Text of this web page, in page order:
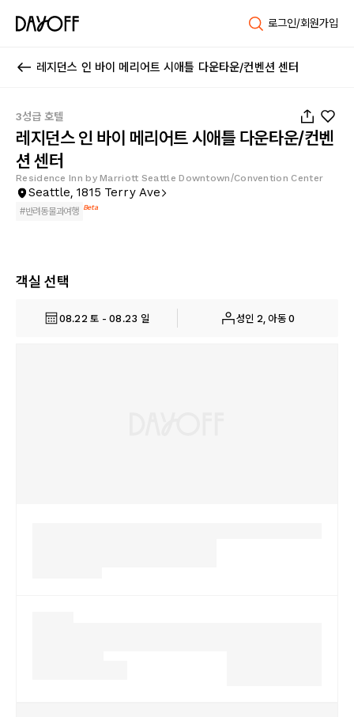
로그인/회원가입
레지던스 인 바이 메리어트 시애틀 다운타운/컨벤션 센터
3성급 호텔
레지던스 인 바이 메리어트 시애틀 다운타운/컨벤
션 센터
Residence Inn by Marriott Seattle Downtown/Convention Center
Seattle, 1815 Terry Ave
#반려동물과여행 Beta
객실 선택
08.22 토 - 08.23 일 성인 2, 아동 0